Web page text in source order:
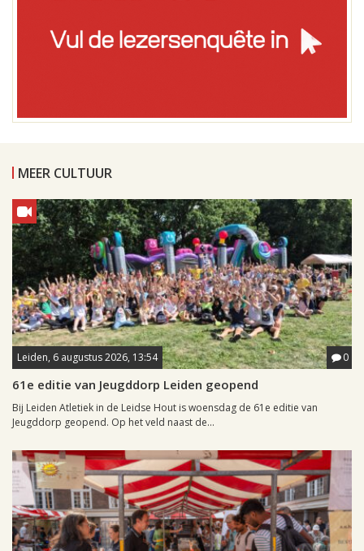
MEER CULTUUR
Leiden, 6 augustus 2026, 13:54 0
61e editie van Jeugddorp Leiden geopend
Bij Leiden Atletiek in de Leidse Hout is woensdag de 61e editie van
Jeugddorp geopend. Op het veld naast de...